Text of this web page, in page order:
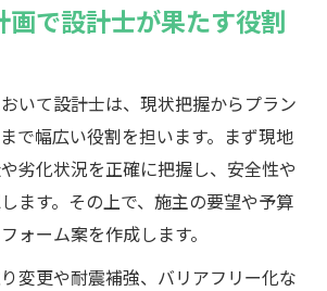
画で設計士が果たす役割
いて設計士は、現状把握からプラン
で幅広い役割を担います。まず現地
劣化状況を正確に把握し、安全性や
ます。その上で、施主の要望や予算
ォーム案を作成します。
変更や耐震補強、バリアフリー化な